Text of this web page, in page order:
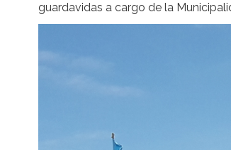
guardavidas a cargo de la